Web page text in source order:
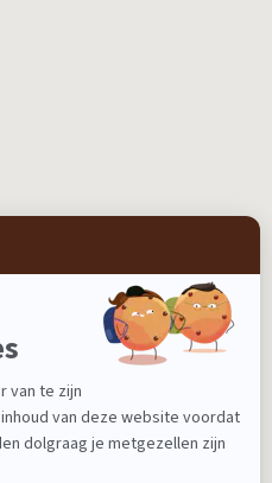
laatste acties!